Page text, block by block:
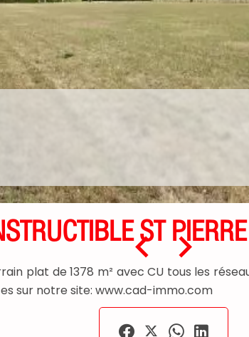
ST
plat de 1378 m² avec CU tous les
sur notre site: www.cad-immo.com